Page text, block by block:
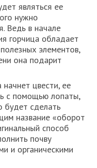
являться ее
нужно
Ведь в начале
горчица обладает
элементов,
она подарит
начнет цвести, ее
с помощью лопаты,
будет сделать
название «оборот
способ
почву
и органическими